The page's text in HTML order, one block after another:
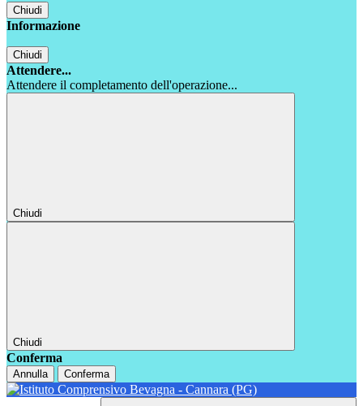
Chiudi
Informazione
Chiudi
Attendere...
Attendere il completamento dell'operazione...
Chiudi
Chiudi
Conferma
Annulla Conferma